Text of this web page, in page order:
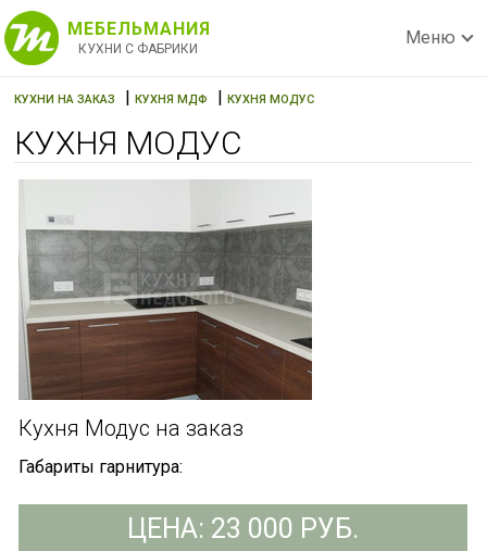
МЕБЕЛЬМАНИЯ
КУХНИ С ФАБРИКИ
Меню
КУХНИ НА ЗАКАЗ |КУХНЯ МДФ |КУХНЯ МОДУС
КУХНЯ МОДУС
Кухня Модус на заказ
Габариты гарнитура:
ЦЕНА: 23 000 РУБ.